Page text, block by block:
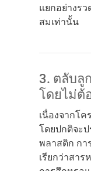
แยกอย่างรว
สมเท่านั้น
3. ตลับลู
โดยไม่ต้
เนื่องจากโค
โดยปกติจะ
พลาสติก กา
เรียกว่าสา